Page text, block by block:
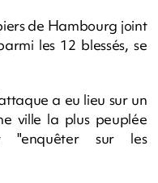
de Hambourg joint
les 12 blessés, se
a eu lieu sur un
ville la plus peuplée
"enquêter sur les